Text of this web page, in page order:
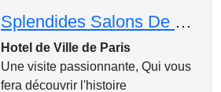
Splendides Salons De L'Hotel De Ville
Hotel de Ville de Paris
Une visite passionnante, Qui vous
fera découvrir l'histoire